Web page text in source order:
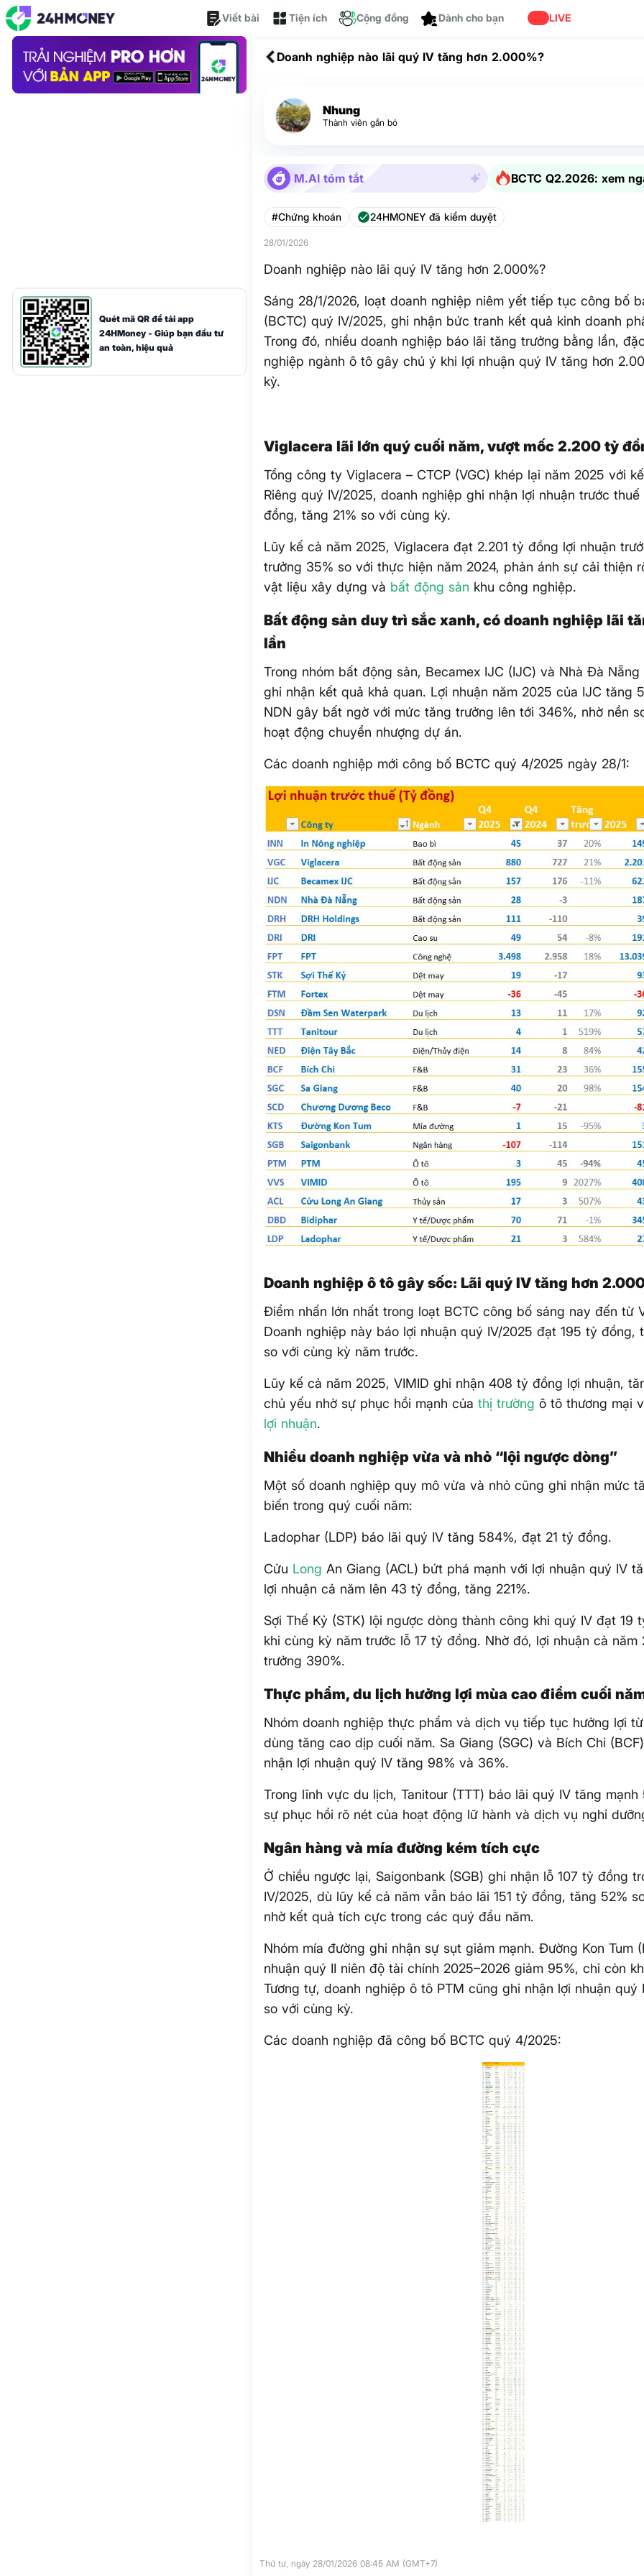
Viết bài Tiện ích
Cộng đồng
LIVE
Quét mã QR để tải app
24HMoney - Giúp bạn đầu tư
an toàn, hiệu quả
Doanh nghiệp nào lãi quý IV tăng hơn 2.000%?
Nhung
Thành viên gắn bó
M.AI tóm tắt BCTC Q2.2026: xem
#Chứng khoán 24HMONEY đã kiểm duyệt
28/01/2026
Doanh nghiệp nào lãi quý IV tăng hơn 2.000%?
Sáng 28/1/2026, loạt doanh nghiệp niêm yết tiếp tục công bố
(BCTC) quý IV/2025, ghi nhận bức tranh kết quả kinh doanh
Trong đó, nhiều doanh nghiệp báo lãi tăng trưởng bằng lần,
nghiệp ngành ô tô gây chú ý khi lợi nhuận quý IV tăng hơn
kỳ.
Viglacera lãi lớn quý cuối năm, vượt mốc 2.200 tỷ
Tổng công ty Viglacera – CTCP (VGC) khép lại năm 2025 với
Riêng quý IV/2025, doanh nghiệp ghi nhận lợi nhuận trước
đồng, tăng 21% so với cùng kỳ.
Lũy kế cả năm 2025, Viglacera đạt 2.201 tỷ đồng lợi nhuận
trưởng 35% so với thực hiện năm 2024, phản ánh sự cải thiện
vật liệu xây dựng và bất động sản khu công nghiệp.
Bất động sản duy trì sắc xanh, có doanh nghiệp lãi
lần
Trong nhóm bất động sản, Becamex IJC (IJC) và Nhà Đà
ghi nhận kết quả khả quan. Lợi nhuận năm 2025 của IJC tăng
NDN gây bất ngờ với mức tăng trưởng lên tới 346%, nhờ nền
hoạt động chuyển nhượng dự án.
Các doanh nghiệp mới công bố BCTC quý 4/2025 ngày 28/1:
Doanh nghiệp ô tô gây sốc: Lãi quý IV tăng hơn
Điểm nhấn lớn nhất trong loạt BCTC công bố sáng nay đến từ
Doanh nghiệp này báo lợi nhuận quý IV/2025 đạt 195 tỷ đồng,
so với cùng kỳ năm trước.
Lũy kế cả năm 2025, VIMID ghi nhận 408 tỷ đồng lợi nhuận,
chủ yếu nhờ sự phục hồi mạnh củathị trường ô tô thương mại
lợi nhuận.
Nhiều doanh nghiệp vừa và nhỏ “lội ngược dòng”
Một số doanh nghiệp quy mô vừa và nhỏ cũng ghi nhận mức
biến trong quý cuối năm:
Ladophar (LDP) báo lãi quý IV tăng 584%, đạt 21 tỷ đồng.
Cửu Long An Giang (ACL) bứt phá mạnh với lợi nhuận quý IV
lợi nhuận cả năm lên 43 tỷ đồng, tăng 221%.
Sợi Thế Kỷ (STK) lội ngược dòng thành công khi quý IV đạt 19
khi cùng kỳ năm trước lỗ 17 tỷ đồng. Nhờ đó, lợi nhuận cả năm
trưởng 390%.
Thực phẩm, du lịch hưởng lợi mùa cao điểm cuối
Nhóm doanh nghiệp thực phẩm và dịch vụ tiếp tục hưởng lợi
dùng tăng cao dịp cuối năm. Sa Giang (SGC) và Bích Chi
nhận lợi nhuận quý IV tăng 98% và 36%.
Trong lĩnh vực du lịch, Tanitour (TTT) báo lãi quý IV tăng mạnh
sự phục hồi rõ nét của hoạt động lữ hành và dịch vụ nghỉ
Ngân hàng và mía đường kém tích cực
Ở chiều ngược lại, Saigonbank (SGB) ghi nhận lỗ 107 tỷ đồng
IV/2025, dù lũy kế cả năm vẫn báo lãi 151 tỷ đồng, tăng 52%
nhờ kết quả tích cực trong các quý đầu năm.
Nhóm mía đường ghi nhận sự sụt giảm mạnh. Đường Kon Tum
nhuận quý II niên độ tài chính 2025–2026 giảm 95%, chỉ còn
Tương tự, doanh nghiệp ô tô PTM cũng ghi nhận lợi nhuận quý
so với cùng kỳ.
Các doanh nghiệp đã công bố BCTC quý 4/2025:
Thứ tư, ngày 28/01/2026 08:45 AM (GMT+7)